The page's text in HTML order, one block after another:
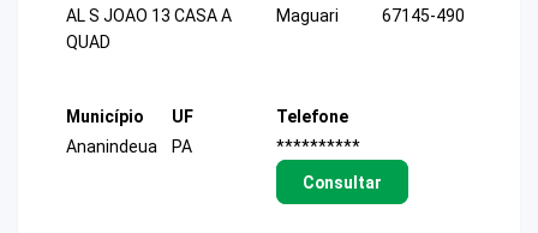
AL S JOAO 13 CASA A
QUAD
Maguari
67145-490
Município
Ananindeua
UF
PA
Telefone
**********
Consultar